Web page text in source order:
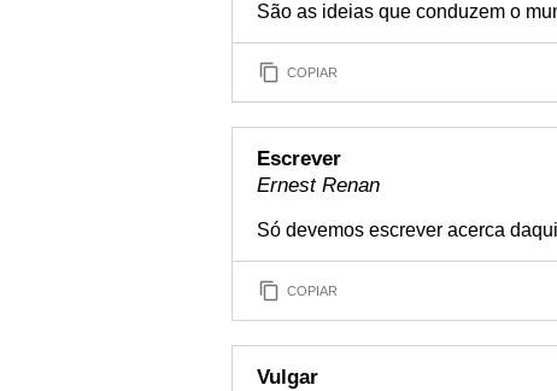
São as ideias que conduzem o
COPIAR
Escrever
Ernest Renan
Só devemos escrever acerca
COPIAR
Vulgar